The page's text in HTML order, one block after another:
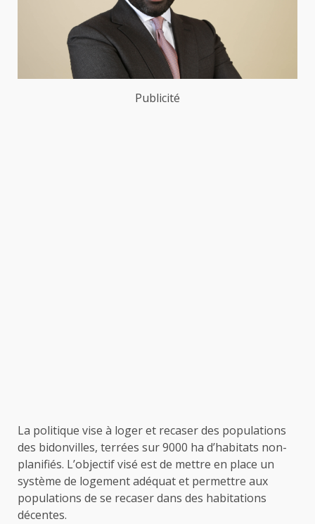
Publicité
La politique vise à loger et recaser des populations
des bidonvilles, terrées sur 9000 ha d’habitats non-
planifiés. L’objectif visé est de mettre en place un
système de logement adéquat et permettre aux
populations de se recaser dans des habitations
décentes.